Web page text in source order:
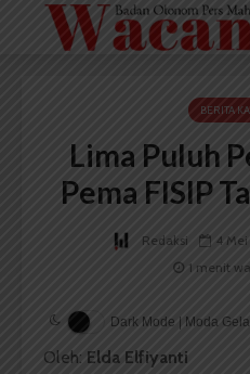
BERITA
Lima Puluh
Pema FISIP
Redaksi 4 Mei
1 menit
Dark Mode | Moda
Oleh: Elda Elfiyanti